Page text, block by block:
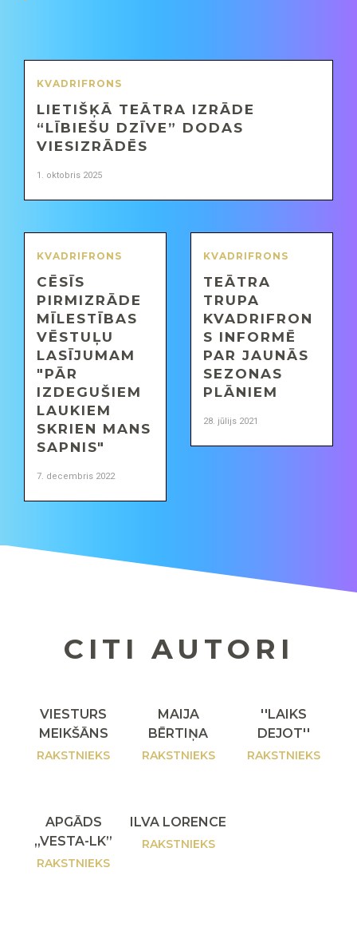
KVADRIFRONS
LIETIŠĶĀ TEĀTRA IZRĀDE
“LĪBIEŠU DZĪVE” DODAS
VIESIZRĀDĒS
1. oktobris 2025
KVADRIFRONS
CĒSĪS
PIRMIZRĀDE
MĪLESTĪBAS
VĒSTUĻU
LASĪJUMAM
"PĀR
IZDEGUŠIEM
LAUKIEM
SKRIEN MANS
SAPNIS"
7. decembris 2022
KVADRIFRONS
TEĀTRA
TRUPA
KVADRIFRON
S INFORMĒ
PAR JAUNĀS
SEZONAS
PLĀNIEM
28. jūlijs 2021
CITI AUTORI
VIESTURS
MEIKŠĀNS
RAKSTNIEKS
MAIJA
BĒRTIŅA
RAKSTNIEKS
''LAIKS
DEJOT''
RAKSTNIEKS
APGĀDS
„VESTA-LK”
RAKSTNIEKS
ILVA LORENCE
RAKSTNIEKS